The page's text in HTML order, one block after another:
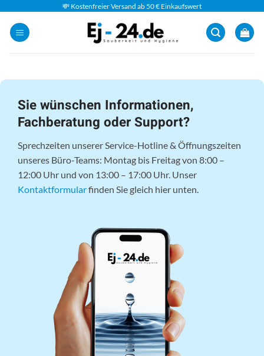
Inhalt
springen
💸 Kostenfreier Versand ab 50 € Einkaufswert
Sie wünschen Informationen,
Fachberatung oder Support?
Sprechzeiten unserer Service-Hotline & Öffnungszeiten
unseres Büro-Teams: Montag bis Freitag von 8:00 –
12:00 Uhr und von 13:00 – 17:00 Uhr. Unser
Kontaktformularfinden Sie gleich hier unten.